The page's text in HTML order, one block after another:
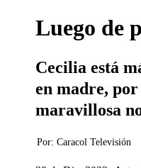
Luego de
Cecilia está
en madre,
maravillosa
Por: Caracol Televisión